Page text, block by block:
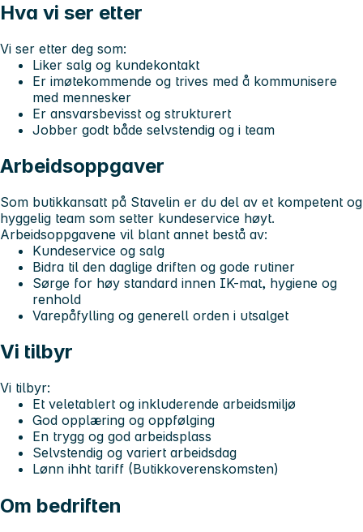
Hva vi ser etter
Vi ser etter deg som:
Liker salg og kundekontakt
Er imøtekommende og trives med å kommunisere
med mennesker
Er ansvarsbevisst og strukturert
Jobber godt både selvstendig og i team
Arbeidsoppgaver
Som butikkansatt på Stavelin er du del av et kompetent og
hyggelig team som setter kundeservice høyt.
Arbeidsoppgavene vil blant annet bestå av:
Kundeservice og salg
Bidra til den daglige driften og gode rutiner
Sørge for høy standard innen IK-mat, hygiene og
renhold
Varepåfylling og generell orden i utsalget
Vi tilbyr
Vi tilbyr:
Et veletablert og inkluderende arbeidsmiljø
God opplæring og oppfølging
En trygg og god arbeidsplass
Selvstendig og variert arbeidsdag
Lønn ihht tariff (Butikkoverenskomsten)
Om bedriften